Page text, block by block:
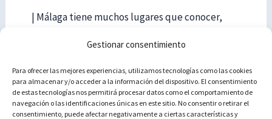
Gestionar consentimiento
Para ofrecer las mejores experiencias, utilizamos tecnologías como las cookies
para almacenar y/o acceder a la información del dispositivo. El consentimiento
de estas tecnologías nos permitirá procesar datos como el comportamiento de
navegación o las identificaciones únicas en este sitio. No consentir o retirar el
consentimiento, puede afectar negativamente a ciertas características y
| Málaga tiene muchos lugares que conocer,
imperdibles. Y aquí te los enseñamos todos […]